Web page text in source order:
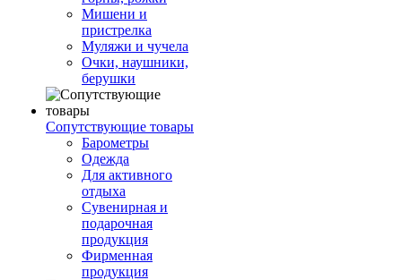
Мишени и
пристрелка
Муляжи и чучела
Очки, наушники,
берушки
Сопутствующие товары
Барометры
Одежда
Для активного
отдыха
Сувенирная и
подарочная
продукция
Фирменная
продукция